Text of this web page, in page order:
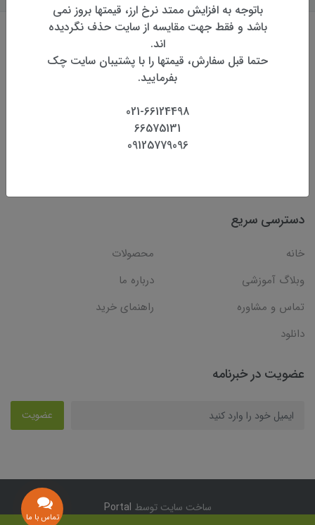
حق کپی رایت
هر گونه کپی از مطالب سایت و استفاده در سایت های دیگر، بدون
دسترسی سریع
خانه
محصولات
وبلاگ آموزشی
درباره ما
تماس و مشاوره
راهنمای خرید
دانلود
عضویت در خبرنامه
عضویت
ساخت سایت توسط Portal
تماس با ما
باتوجه به افزایش ممتد نرخ ارز، قیمتها بروز نمی
باشد و فقط جهت مقایسه از سایت حذف نگردیده
اند.
حتما قبل سفارش، قیمتها را با پشتیبان سایت چک
بفرمایید.
021-66124498
66575131
09125779096